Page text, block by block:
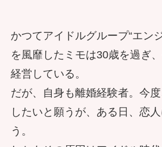
かつてアイドルグループ“エン
を風靡したミモは30歳を過ぎ
経営している。
だが、自身も離婚経験者。今
したいと願うが、ある日、恋
う。